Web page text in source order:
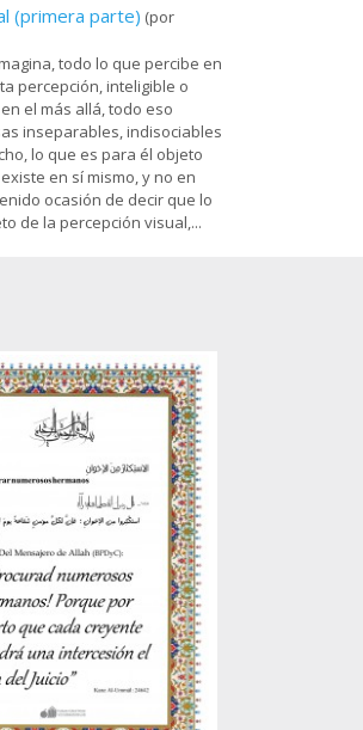
(primera parte) (por
todo lo que percibe en
percepción, inteligible o
el más allá, todo eso
inseparables, indisociables
lo que es para él objeto
en sí mismo, y no en
ocasión de decir que lo
de la percepción visual,...